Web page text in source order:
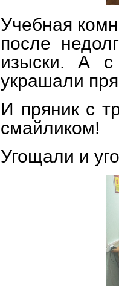
Учебная
после
изыски. А с
украшали
И пряник с
смайликом!
Угощали и